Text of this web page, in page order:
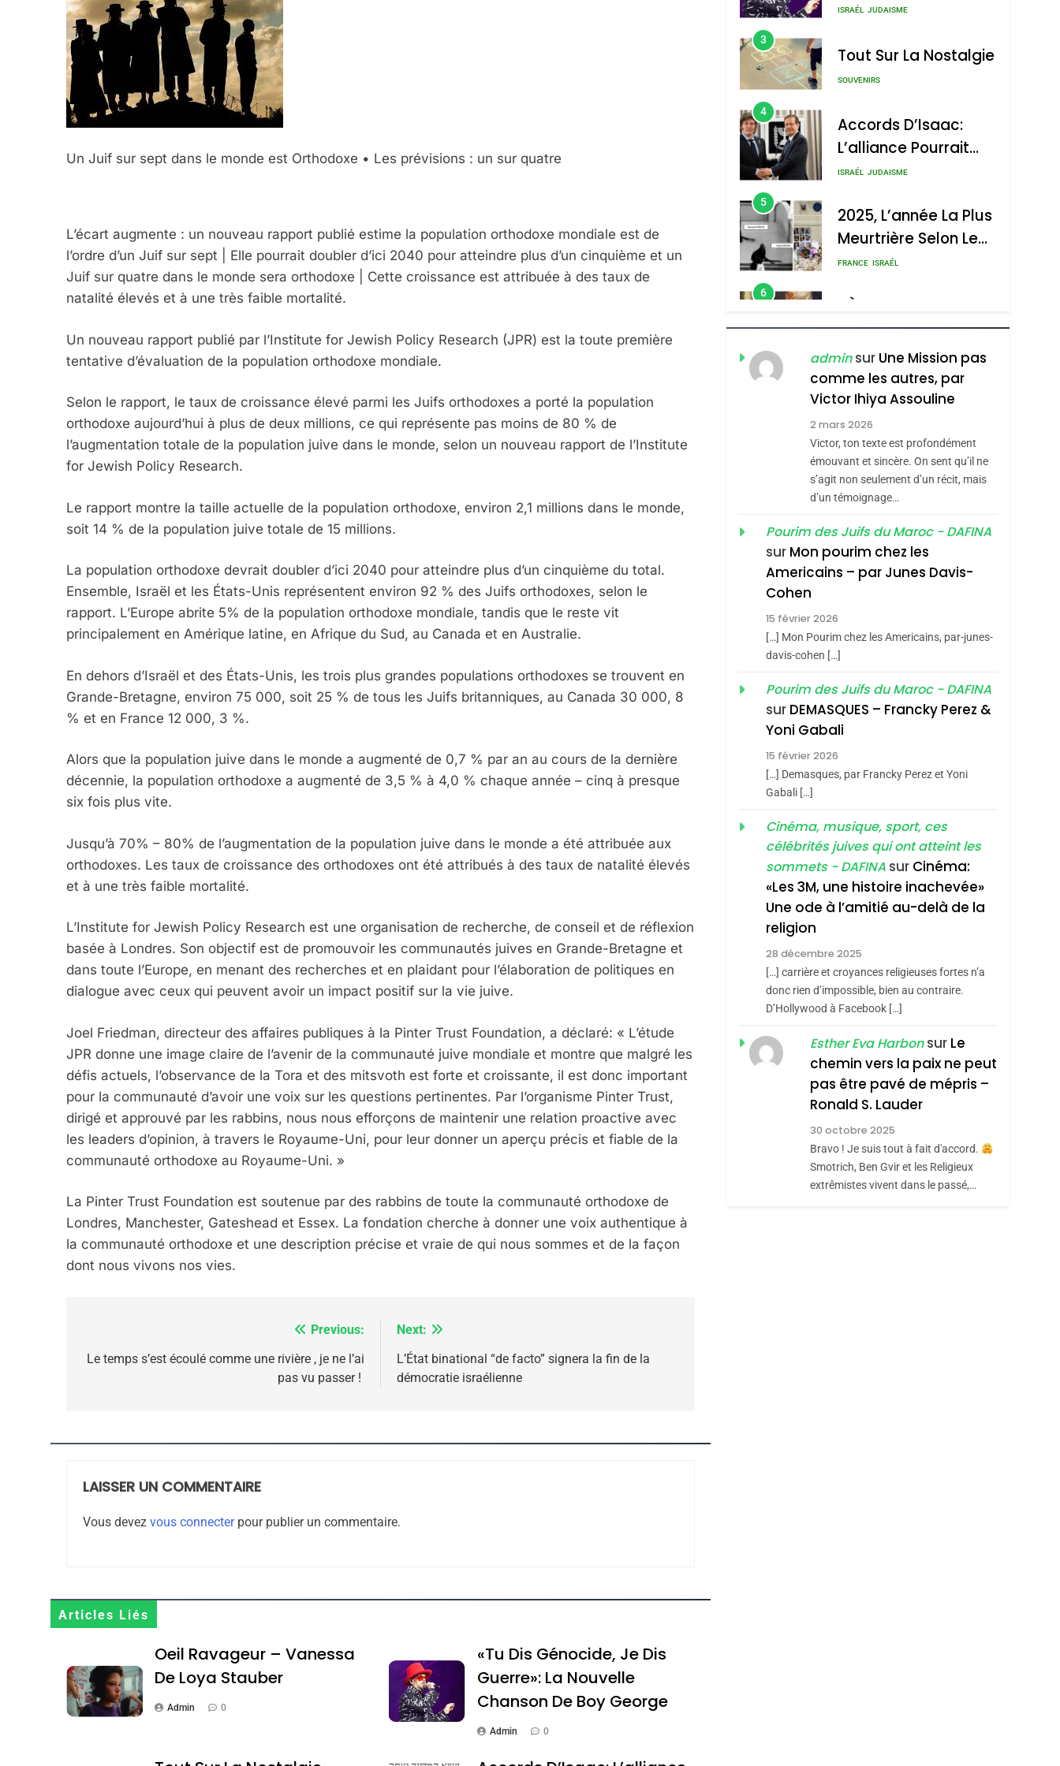
Un Juif sur sept dans le monde est Orthodoxe • Les prévisions : un sur quatre
L’écart augmente : un nouveau rapport publié estime la population orthodoxe mondiale est de
l’ordre d’un Juif sur sept | Elle pourrait doubler d’ici 2040 pour atteindre plus d’un cinquième et un
Juif sur quatre dans le monde sera orthodoxe | Cette croissance est attribuée à des taux de
natalité élevés et à une très faible mortalité.
Un nouveau rapport publié par l’Institute for Jewish Policy Research (JPR) est la toute première
tentative d’évaluation de la population orthodoxe mondiale.
Selon le rapport, le taux de croissance élevé parmi les Juifs orthodoxes a porté la population
orthodoxe aujourd’hui à plus de deux millions, ce qui représente pas moins de 80 % de
l’augmentation totale de la population juive dans le monde, selon un nouveau rapport de l’Institute
for Jewish Policy Research.
Le rapport montre la taille actuelle de la population orthodoxe, environ 2,1 millions dans le monde,
soit 14 % de la population juive totale de 15 millions.
La population orthodoxe devrait doubler d’ici 2040 pour atteindre plus d’un cinquième du total.
Ensemble, Israël et les États-Unis représentent environ 92 % des Juifs orthodoxes, selon le
rapport. L’Europe abrite 5% de la population orthodoxe mondiale, tandis que le reste vit
principalement en Amérique latine, en Afrique du Sud, au Canada et en Australie.
En dehors d’Israël et des États-Unis, les trois plus grandes populations orthodoxes se trouvent en
Grande-Bretagne, environ 75 000, soit 25 % de tous les Juifs britanniques, au Canada 30 000, 8
% et en France 12 000, 3 %.
Alors que la population juive dans le monde a augmenté de 0,7 % par an au cours de la dernière
décennie, la population orthodoxe a augmenté de 3,5 % à 4,0 % chaque année – cinq à presque
six fois plus vite.
Jusqu’à 70% – 80% de l’augmentation de la population juive dans le monde a été attribuée aux
orthodoxes. Les taux de croissance des orthodoxes ont été attribués à des taux de natalité élevés
et à une très faible mortalité.
L’Institute for Jewish Policy Research est une organisation de recherche, de conseil et de réflexion
basée à Londres. Son objectif est de promouvoir les communautés juives en Grande-Bretagne et
dans toute l’Europe, en menant des recherches et en plaidant pour l’élaboration de politiques en
dialogue avec ceux qui peuvent avoir un impact positif sur la vie juive.
Joel Friedman, directeur des affaires publiques à la Pinter Trust Foundation, a déclaré: « L’étude
JPR donne une image claire de l’avenir de la communauté juive mondiale et montre que malgré les
défis actuels, l’observance de la Tora et des mitsvoth est forte et croissante, il est donc important
pour la communauté d’avoir une voix sur les questions pertinentes. Par l’organisme Pinter Trust,
dirigé et approuvé par les rabbins, nous nous efforçons de maintenir une relation proactive avec
les leaders d’opinion, à travers le Royaume-Uni, pour leur donner un aperçu précis et fiable de la
communauté orthodoxe au Royaume-Uni. »
La Pinter Trust Foundation est soutenue par des rabbins de toute la communauté orthodoxe de
Londres, Manchester, Gateshead et Essex. La fondation cherche à donner une voix authentique à
la communauté orthodoxe et une description précise et vraie de qui nous sommes et de la façon
dont nous vivons nos vies.
de
Previous:
Le temps s’est écoulé comme une rivière , je ne l’ai
pas vu passer !
Next:
L’État binational “de facto” signera la fin de la
démocratie israélienne
LAISSER UN COMMENTAIRE
Vous devez vous connecterpour publier un commentaire.
Articles Liés
Oeil Ravageur – Vanessa
De Loya Stauber
Admin 0
«Tu Dis Génocide, Je Dis
Guerre»: La Nouvelle
Chanson De Boy George
Admin 0
Nouvelle Chanson De
ISRAÉL JUDAISME
3
Tout Sur La Nostalgie
SOUVENIRS
4
Accords D’Isaac:
L’alliance Pourrait
S’étendre À 13 Pays
ISRAÉL JUDAISME
5
2025, L’année La Plus
Meurtrière Selon Le
Rapport D’ADL
FRANCE ISRAÉL
6
FIÈRE, DIGNE ET
RÉSILIENTE :
POURQUOI JE
REVENDIQUE MA
JUDAÏTE Par Thérèse
Zrihen-Dvir
ISRAÉL JUDAISME
CE QUI NOUS
MANQUE – Jacques
Hadida
JUDAISME
Maroc : Les Amandes
De Tafraout, Le Miel
De Tadla Azilal
Consacrés Produits
Du Terroir
DAFINA MAROC
Oeil Ravageur –
2
Dis Guerre»: La
Nouvelle Chanson De
Boy George
ISRAÉL JUDAISME
Accords D’Isaac:
L’alliance Pourrait
S’étendre À 13 Pays
D’Amérique Latine
ISRAÉL JUDAISME
5
Meurtrière Selon Le
Rapport D’ADL
Contre
L’antisémitisme
FRANCE ISRAÉL
FIÈRE, DIGNE ET
RÉSILIENTE :
POURQUOI JE
REVENDIQUE MA
JUDAÏTE Par Thérèse
Zrihen-Dvir
ISRAÉL JUDAISME
CE QUI NOUS
MANQUE – Jacques
Hadida
JUDAISME
Maroc : Les Amandes
adminsur Une Mission pas
comme les autres, par
Victor Ihiya Assouline
2 mars 2026
Victor, ton texte est profondément
émouvant et sincère. On sent qu’il ne
s’agit non seulement d’un récit, mais
d’un témoignage…
Pourim des Juifs du Maroc - DAFINA
sur Mon pourim chez les
Americains – par Junes Davis-
Cohen
15 février 2026
[…] Mon Pourim chez les Americains, par-junes-
davis-cohen […]
Pourim des Juifs du Maroc - DAFINA
sur DEMASQUES – Francky Perez &
Yoni Gabali
15 février 2026
[…] Demasques, par Francky Perez et Yoni
Gabali […]
Cinéma, musique, sport, ces
célébrités juives qui ont atteint les
sommets - DAFINA sur Cinéma:
«Les 3M, une histoire inachevée»
Une ode à l’amitié au-delà de la
religion
28 décembre 2025
[…] carrière et croyances religieuses fortes n’a
donc rien d’impossible, bien au contraire.
D’Hollywood à Facebook […]
Esther Eva Harbonsur Le
chemin vers la paix ne peut
pas être pavé de mépris –
Ronald S. Lauder
30 octobre 2025
Bravo ! Je suis tout à fait d'accord.
Smotrich, Ben Gvir et les Religieux
extrêmistes vivent dans le passé,…
2025, L’année La Plus Meurtrière Selon Le Rapport D’ADL Contre L’antisémitisme
FRANCE
FIÈRE, DIGNE ET RÉSILIENTE : POURQUOI JE REVENDIQUE MA JUDAÏTE Par Thérèse Zrihen-
ISRAÉL JUDAISME
CE QUI NOUS MANQUE – Jacques Hadida
Terroir